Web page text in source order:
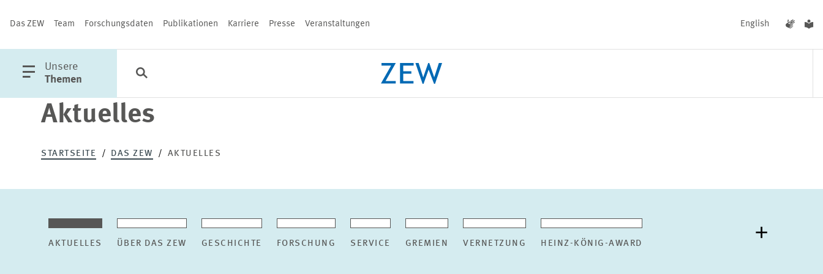
Das ZEW Team Forschungsdaten Publikationen Karriere Presse Veranstaltungen English
öffne
Hauptmenü
Unsere
Themen
Kategorien
Schließen
Aktuelles
STARTSEITE DAS ZEW AKTUELLES
AKTUELLES ÜBER DAS ZEW GESCHICHTE FORSCHUNG SERVICE GREMIEN VERNETZUNG HEINZ-KÖNIG-AWARD